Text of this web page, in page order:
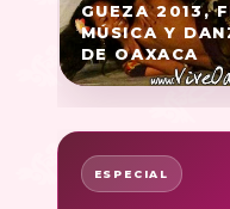
GUEZA 2013,
MÚSICA Y
DE OAXACA
ESPECIAL